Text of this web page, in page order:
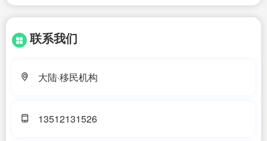
联系我们
大陆·移民机构
13512131526